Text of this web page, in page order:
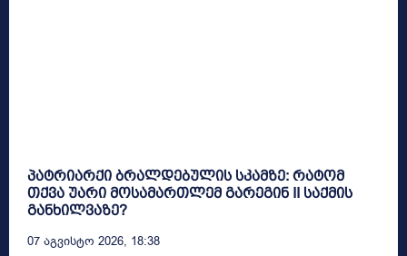
პატრიარქი ბრალდებულის სკამზე: რატომ
თქვა უარი მოსამართლემ გარეგინ II საქმის
განხილვაზე?
07 Აგვისტო 2026, 18:38